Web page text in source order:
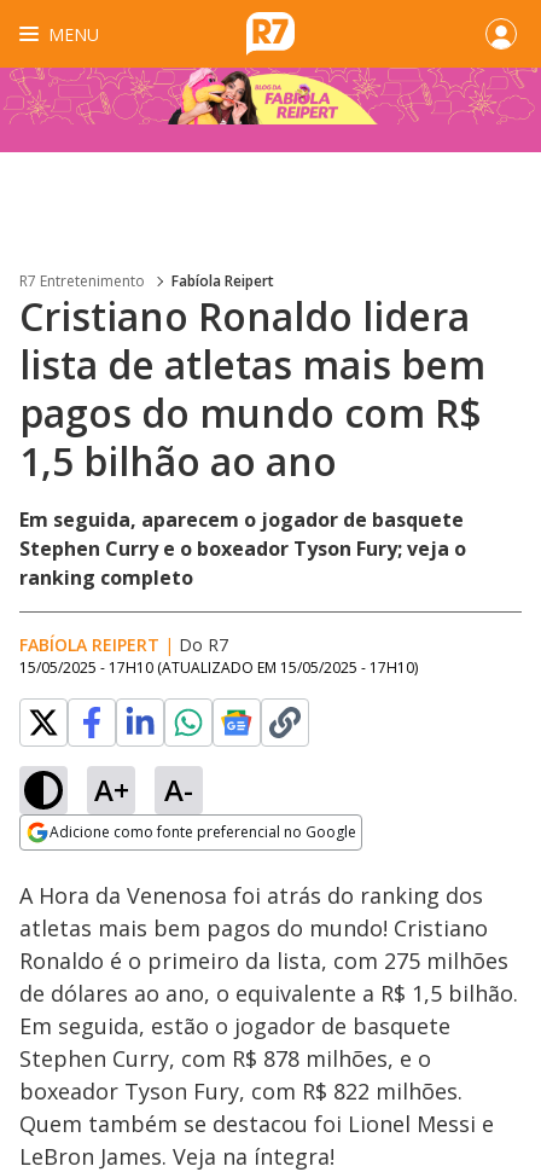
MENU
R7 Entretenimento Fabíola Reipert
Cristiano Ronaldo lidera
lista de atletas mais bem
pagos do mundo com R$
1,5 bilhão ao ano
Em seguida, aparecem o jogador de basquete
Stephen Curry e o boxeador Tyson Fury; veja o
ranking completo
FABÍOLA REIPERT | Do R7
15/05/2025 - 17H10 (ATUALIZADO EM 15/05/2025 - 17H10)
A+ A-
Adicione como fonte preferencial no Google
Ativar
Loaded
37.28%
A Hora da Venenosa foi atrás do ranking dos
atletas mais bem pagos do mundo! Cristiano
Ronaldo é o primeiro da lista, com 275 milhões
de dólares ao ano, o equivalente a R$ 1,5 bilhão.
Em seguida, estão o jogador de basquete
Stephen Curry, com R$ 878 milhões, e o
boxeador Tyson Fury, com R$ 822 milhões.
Quem também se destacou foi Lionel Messi e
LeBron James. Veja na íntegra!